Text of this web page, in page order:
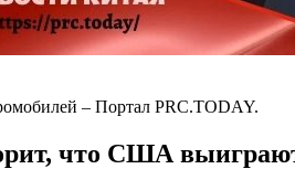
– Портал PRC.TODAY.
что США выиграют